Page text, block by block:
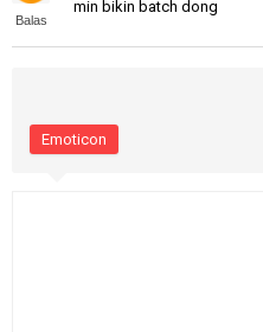
Balas
min bikin batch dong
Emoticon